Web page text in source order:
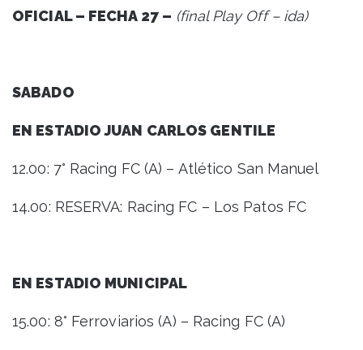
OFICIAL – FECHA 27 – (final Play Off – ida)
SABADO
EN ESTADIO JUAN CARLOS GENTILE
12.00: 7° Racing FC (A) – Atlético San Manuel
14.00: RESERVA: Racing FC – Los Patos FC
EN ESTADIO MUNICIPAL
15.00: 8° Ferroviarios (A) – Racing FC (A)